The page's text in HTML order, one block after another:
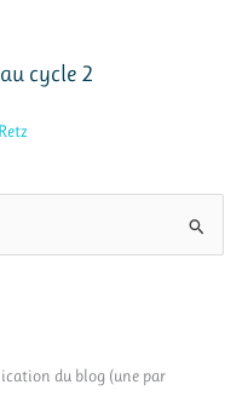
cycle 2
du blog (une par